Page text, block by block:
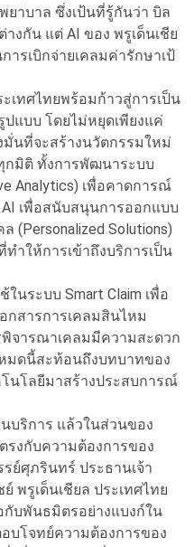
ยาบาล ซึ่งเป้นที่รู้กันว่า บิล
งกัน แต่ AI ของ พรูเด็นเชีย
รเบิกจ่ายเคลมค่ารักษาเป้
ไทยพร้อมก้าวสู่การเป็น
รูปแบบ โดยไม่หยุดเพียงแค่
มั่นที่จะสร้างนวัตกรรมใหม่
กมิติ ทั้งการพัฒนาระบบ
Analytics) เพื่อคาดการณ์
เพื่อสนับสนุนการออกแบบ
Solutions)
ำให้การเข้าถึงบริการเป็น
นระบบ Smart Claim เพื่อ
กสารการเคลมสินไหม
จารณาเคลมมีความสะดวก
มดนี้สะท้อนถึงบทบาทของ
นโลยีมาสร้างประสบการณ์
าร แล้วในส่วนของ
งกับความต้องการของ
ย์ศุภรินทร์ ประธานเจ้า
พรูเด็นเชียล ประเทศไทย
กับพันธมิตรอย่างแบงก์ใน
โจทย์ความต้องการของ